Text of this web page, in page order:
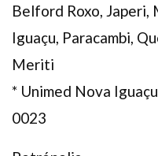
Belford Roxo,
Iguaçu, Paracambi,
Meriti
* Unimed Nova Iguaçu
0023